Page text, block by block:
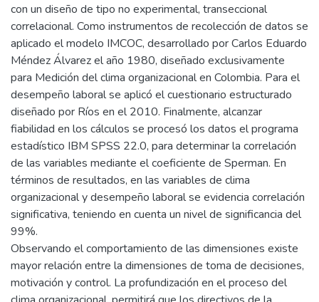
con un diseño de tipo no experimental, transeccional
correlacional. Como instrumentos de recolección de datos se
aplicado el modelo IMCOC, desarrollado por Carlos Eduardo
Méndez Álvarez el año 1980, diseñado exclusivamente
para Medición del clima organizacional en Colombia. Para el
desempeño laboral se aplicó el cuestionario estructurado
diseñado por Ríos en el 2010. Finalmente, alcanzar
fiabilidad en los cálculos se procesó los datos el programa
estadístico IBM SPSS 22.0, para determinar la correlación
de las variables mediante el coeficiente de Sperman. En
términos de resultados, en las variables de clima
organizacional y desempeño laboral se evidencia correlación
significativa, teniendo en cuenta un nivel de significancia del
99%.
Observando el comportamiento de las dimensiones existe
mayor relación entre la dimensiones de toma de decisiones,
motivación y control. La profundización en el proceso del